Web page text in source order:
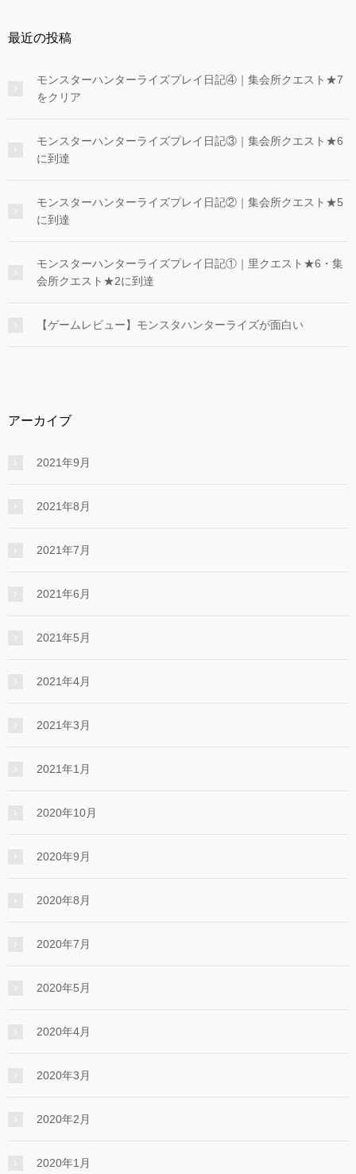
最近の投稿
モンスターハンターライズプレイ日記④｜集会所クエスト★7
をクリア
モンスターハンターライズプレイ日記③｜集会所クエスト★6
に到達
モンスターハンターライズプレイ日記②｜集会所クエスト★5
に到達
モンスターハンターライズプレイ日記①｜里クエスト★6・集
会所クエスト★2に到達
【ゲームレビュー】モンスタハンターライズが面白い
アーカイブ
2021年9月
2021年8月
2021年7月
2021年6月
2021年5月
2021年4月
2021年3月
2021年1月
2020年10月
2020年9月
2020年8月
2020年7月
2020年5月
2020年4月
2020年3月
2020年2月
2020年1月